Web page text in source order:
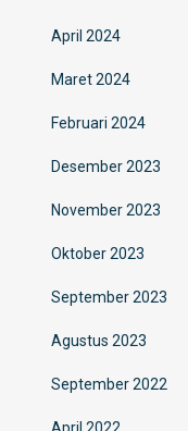
April 2024
Maret 2024
Februari 2024
Desember 2023
November 2023
Oktober 2023
September 2023
Agustus 2023
September 2022